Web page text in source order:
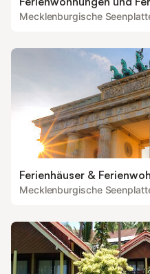
Mecklenburgische
Ferienhäuser &
Mecklenburgische